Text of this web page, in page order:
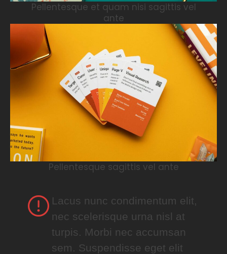
Pellentesque et quam nisi sagittis vel
ante
Pellentesque sagittis vel ante
Lacus nunc condimentum elit,
nec scelerisque urna nisl at
turpis. Morbi nec accumsan
sem. Suspendisse eget elit